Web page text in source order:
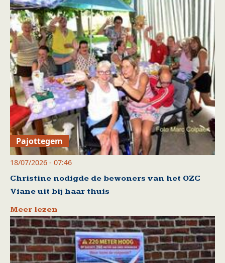
Pajottegem
18/07/2026 - 07:46
Christine nodigde de bewoners van het OZC
Viane uit bij haar thuis
Meer lezen